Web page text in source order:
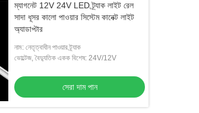
ম্যাগনেট 12V 24V LED ট্র্যাক লাইট রেল
সাদা ধূসর কালো পাওয়ার সিস্টেম কানেক্ট লাইট
অ্যাডাপ্টার
নাম: নেতৃত্বাধীন পাওয়ার ট্র্যাক
ভোল্টেজ, বৈদ্যুতিক একক বিশেষ: 24V/12V
সেরা দাম পান